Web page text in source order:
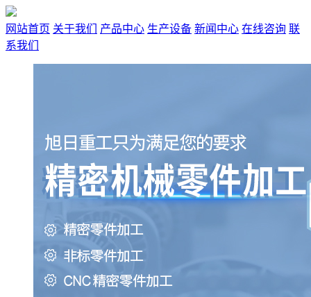
网站首页 关于我们 产品中心 生产设备 新闻中心 在线咨询 联
系我们